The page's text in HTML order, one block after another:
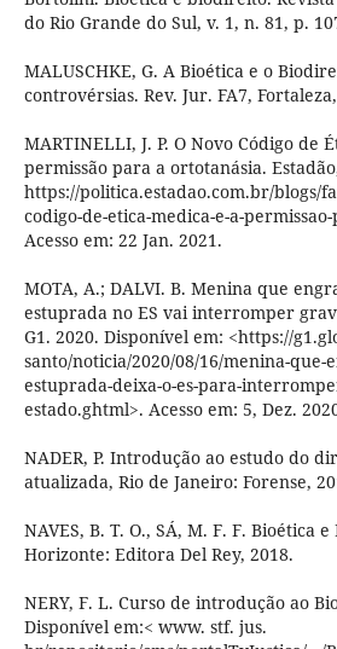
do Rio Grande do Sul, v. 1, n. 81, p.
MALUSCHKE, G. A Bioética e o
controvérsias. Rev. Jur. FA7,
MARTINELLI, J. P. O Novo Código de
permissão para a ortotanásia.
https://politica.estadao.com.br/blogs/
codigo-de-etica-medica-e-a-
Acesso em: 22 Jan. 2021.
MOTA, A.; DALVI. B. Menina que
estuprada no ES vai interromper
G1. 2020. Disponível em: <https://
santo/noticia/2020/08/16/menina-que-
estuprada-deixa-o-es-para-
estado.ghtml>. Acesso em: 5, Dez.
NADER, P. Introdução ao estudo do
atualizada, Rio de Janeiro: Forense,
NAVES, B. T. O., SÁ, M. F. F. Bioética
Horizonte: Editora Del Rey, 2018.
NERY, F. L. Curso de introdução ao
Disponível em:< www. stf. jus.